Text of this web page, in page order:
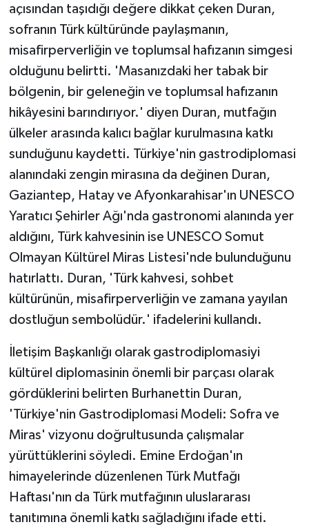
açısından taşıdığı değere dikkat çeken Duran,
sofranın Türk kültüründe paylaşmanın,
misafirperverliğin ve toplumsal hafızanın simgesi
olduğunu belirtti. 'Masanızdaki her tabak bir
bölgenin, bir geleneğin ve toplumsal hafızanın
hikâyesini barındırıyor.' diyen Duran, mutfağın
ülkeler arasında kalıcı bağlar kurulmasına katkı
sunduğunu kaydetti. Türkiye'nin gastrodiplomasi
alanındaki zengin mirasına da değinen Duran,
Gaziantep, Hatay ve Afyonkarahisar'ın UNESCO
Yaratıcı Şehirler Ağı'nda gastronomi alanında yer
aldığını, Türk kahvesinin ise UNESCO Somut
Olmayan Kültürel Miras Listesi'nde bulunduğunu
hatırlattı. Duran, 'Türk kahvesi, sohbet
kültürünün, misafirperverliğin ve zamana yayılan
dostluğun sembolüdür.' ifadelerini kullandı.
İletişim Başkanlığı olarak gastrodiplomasiyi
kültürel diplomasinin önemli bir parçası olarak
gördüklerini belirten Burhanettin Duran,
'Türkiye'nin Gastrodiplomasi Modeli: Sofra ve
Miras' vizyonu doğrultusunda çalışmalar
yürüttüklerini söyledi. Emine Erdoğan'ın
himayelerinde düzenlenen Türk Mutfağı
Haftası'nın da Türk mutfağının uluslararası
tanıtımına önemli katkı sağladığını ifade etti.